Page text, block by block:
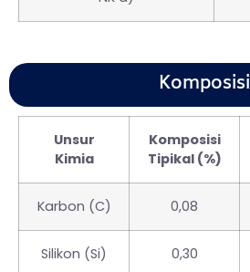
Komposisi
Unsur
Kimia
Komposisi
Tipikal (%)
Karbon (C) 0,08
Silikon (Si) 0,30